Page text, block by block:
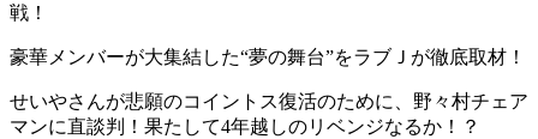
戦！
豪華メンバーが大集結した“夢の舞台”をラブＪが徹底取材！
せいやさんが悲願のコイントス復活のために、野々村チェア
マンに直談判！果たして4年越しのリベンジなるか！？